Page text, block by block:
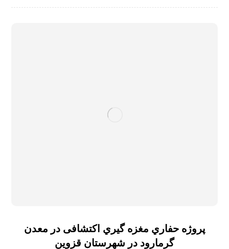
پروژه حفاري مغزه گیري اکتشافی در معدن
گرمارود در شهرستان قزوین